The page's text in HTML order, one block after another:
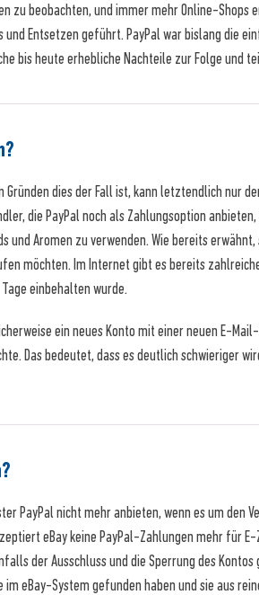
beobachten, und immer mehr Online-Shops
Entsetzen geführt. PayPal war bislang die
bis heute erhebliche Nachteile zur Folge und
dies der Fall ist, kann letztendlich nur
die PayPal noch als Zahlungsoption
Aromen zu verwenden. Wie bereits
möchten. Im Internet gibt es bereits
einbehalten wurde.
ein neues Konto mit einer neuen E-
Das bedeutet, dass es deutlich schwieriger
PayPal nicht mehr anbieten, wenn es um den
eBay keine PayPal-Zahlungen mehr für
der Ausschluss und die Sperrung des
eBay-System gefunden haben und sie aus